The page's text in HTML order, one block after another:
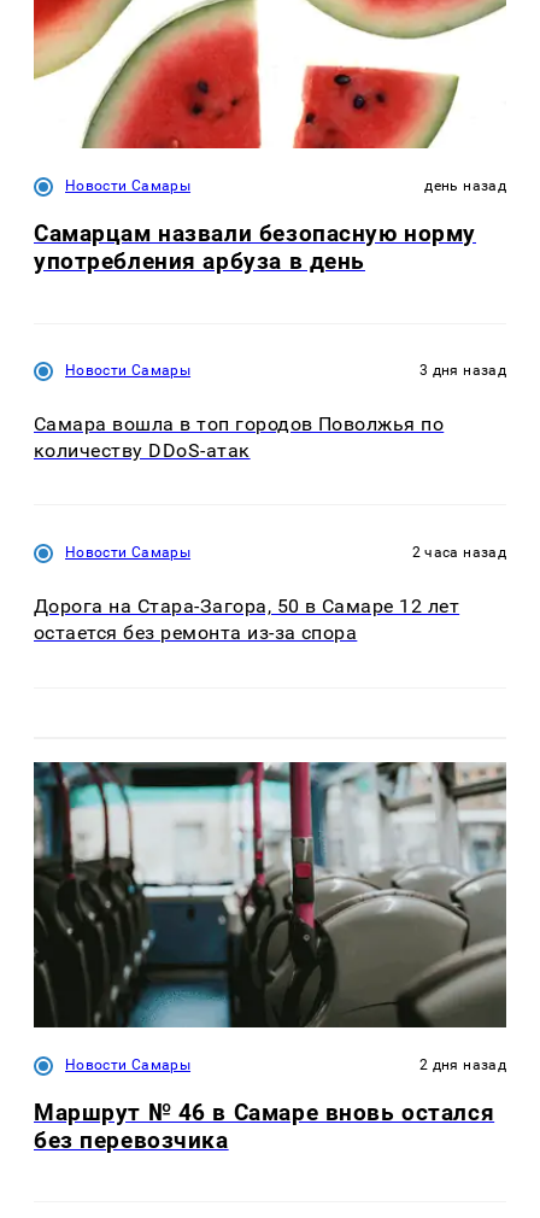
Новости Самары день назад
Самарцам назвали безопасную норму
употребления арбуза в день
Новости Самары 3 дня назад
Самара вошла в топ городов Поволжья по
количеству DDoS-атак
Новости Самары 2 часа назад
Дорога на Стара-Загора, 50 в Самаре 12 лет
остается без ремонта из-за спора
Новости Самары 2 дня назад
Маршрут № 46 в Самаре вновь остался
без перевозчика